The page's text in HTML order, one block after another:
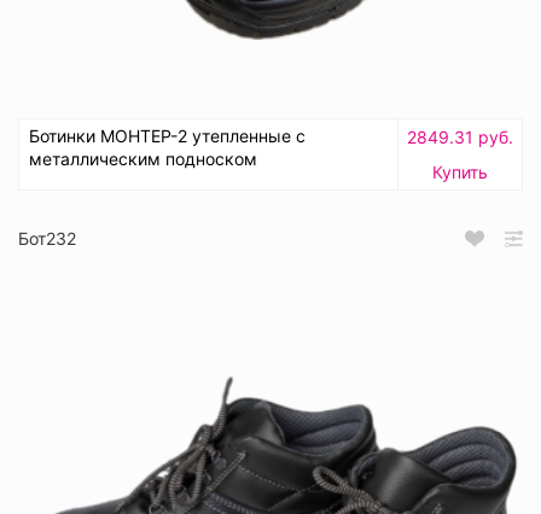
Ботинки МОНТЕР-2 утепленные с
металлическим подноском
2849.31 руб.
Купить
Бот232